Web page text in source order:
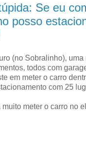
Se eu
posso
(no Sobralinho), uma
todos com
em meter o carro
com 25
meter o carro no